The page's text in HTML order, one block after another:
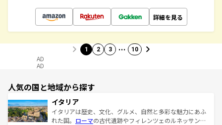
詳細を見る
1 2 3 … 10
AD
AD
人気の国と地域から探す
イタリア
イタリアは歴史、文化、グルメ、自然と多彩な魅力にあふ
れた国。 ローマの古代遺跡やフィレンツェのルネッサンス